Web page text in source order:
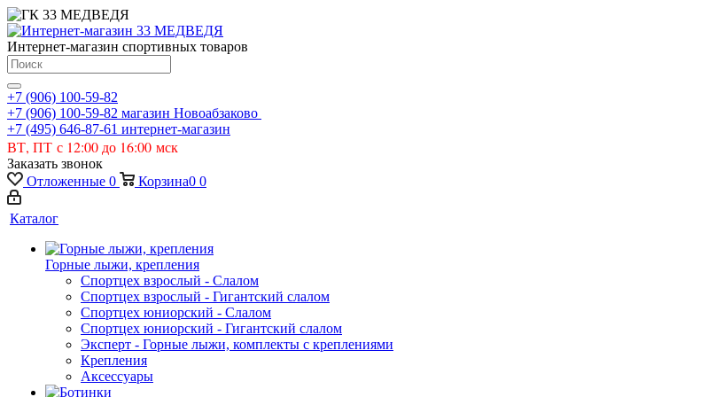
Интернет-магазин спортивных товаров
+7 (906) 100-59-82
+7 (906) 100-59-82 магазин Новоабзаково
+7 (495) 646-87-61 интернет-магазин
ВТ, ПТ с 12:00 до 16:00 мск
Заказать звонок
Отложенные 0 Корзина0 0
Каталог
Горные лыжи, крепления
Спортцех взрослый - Слалом
Спортцех взрослый - Гигантский слалом
Спортцех юниорский - Слалом
Спортцех юниорский - Гигантский слалом
Эксперт - Горные лыжи, комплекты с креплениями
Крепления
Аксессуары